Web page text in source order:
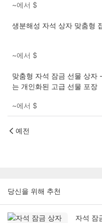
~에서 $
생분해성 자석 상자 맞춤형
~에서 $
맞춤형 자석 잠금 선물 상자
는 개인화된 고급 선물 포장
~에서 $
예전
당신을 위해 추천
자석 잠